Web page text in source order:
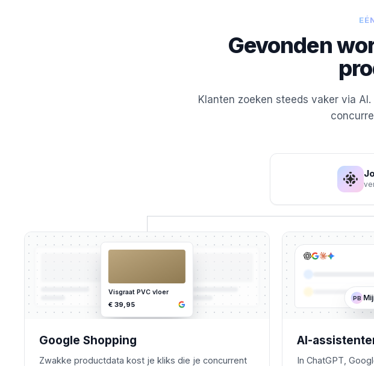
Gevonden
Klanten zoeken steeds vaker via
Visgraat PVC vloer
€ 39,95
Google Shopping
Zwakke productdata kost je kliks die je concurrent
PB
AI-
In ChatGPT,